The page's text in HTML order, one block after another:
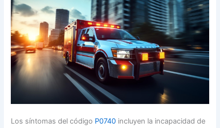
Los síntomas del código P0740 incluyen la incapacidad de